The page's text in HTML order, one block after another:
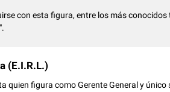
con esta figura, entre los más conocidos
(E.I.R.L.)
quien figura como Gerente General y único